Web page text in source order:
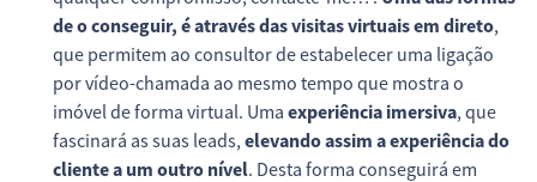
de o conseguir, é através das visitas virtuais em direto,
que permitem ao consultor de estabelecer uma ligação
por vídeo-chamada ao mesmo tempo que mostra o
imóvel de forma virtual. Uma experiência imersiva, que
fascinará as suas leads, elevando assim a experiência do
cliente a um outro nível. Desta forma conseguirá em